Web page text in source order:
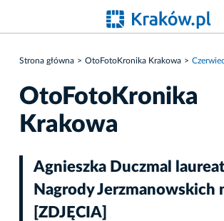
Strona główna OtoFotoKronika Krakowa
OtoFotoKronika
Krakowa
Agnieszka Duczmal
Nagrody Jerzmanowskich
[ZDJĘCIA]